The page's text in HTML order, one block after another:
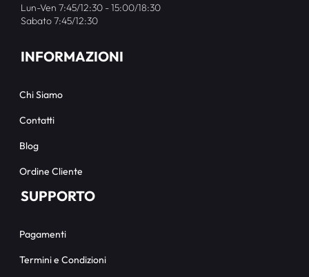
Lun-Ven 7:45/12:30 - 15:00/18:30
Sabato 7:45/12:30
INFORMAZIONI
Chi Siamo
Contatti
Blog
Ordine Cliente
SUPPORTO
Pagamenti
Termini e Condizioni